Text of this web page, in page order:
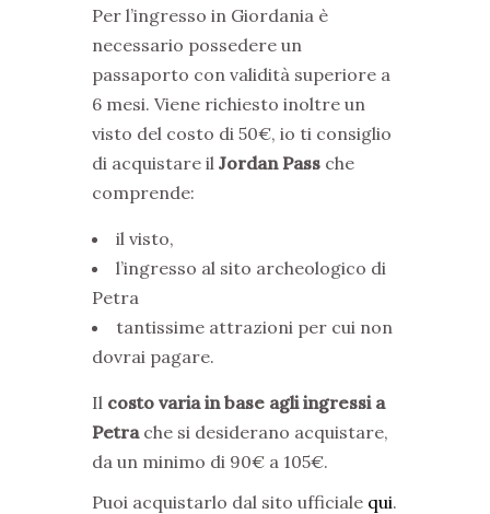
Per l’ingresso in Giordania è
necessario possedere un
passaporto con validità superiore a
6 mesi. Viene richiesto inoltre un
visto del costo di 50€, io ti consiglio
di acquistare il Jordan Pass che
comprende:
il visto,
l’ingresso al sito archeologico di
Petra
tantissime attrazioni per cui non
dovrai pagare.
Il costo varia in base agli ingressi a
Petrache si desiderano acquistare,
da un minimo di 90€ a 105€.
Puoi acquistarlo dal sito ufficiale qui.